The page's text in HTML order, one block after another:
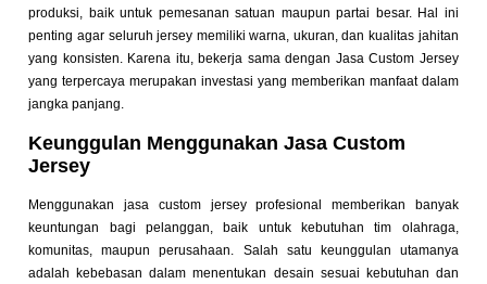
produksi, baik untuk pemesanan satuan maupun partai besar. Hal ini
penting agar seluruh jersey memiliki warna, ukuran, dan kualitas jahitan
yang konsisten. Karena itu, bekerja sama dengan Jasa Custom Jersey
yang terpercaya merupakan investasi yang memberikan manfaat dalam
jangka panjang.
Keunggulan Menggunakan Jasa Custom
Jersey
Menggunakan jasa custom jersey profesional memberikan banyak
keuntungan bagi pelanggan, baik untuk kebutuhan tim olahraga,
komunitas, maupun perusahaan. Salah satu keunggulan utamanya
adalah kebebasan dalam menentukan desain sesuai kebutuhan dan